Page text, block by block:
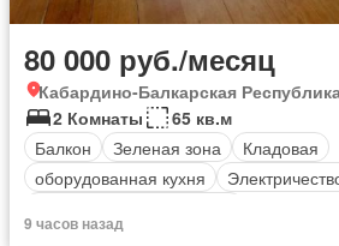
80 000 руб./месяц
Кабардино-Балкарская
2 Комнаты
65 кв.м
Балкон
Зеленая зона
Кладовая
оборудованная кухня
9 часов назад